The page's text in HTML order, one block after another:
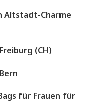
Altstadt-Charme
(CH)
für Frauen für